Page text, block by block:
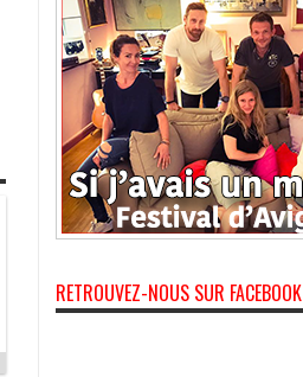
RETROUVEZ-NOUS SUR FACEBOOK